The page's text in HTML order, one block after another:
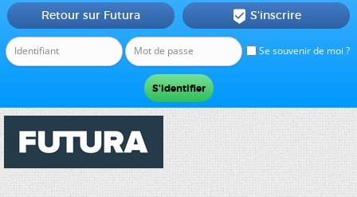
Se souvenir de moi ?
Retour sur Futura  S'inscrire